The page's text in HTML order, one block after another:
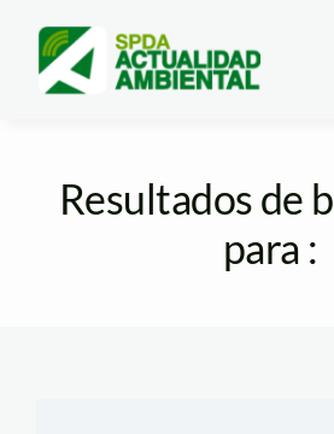
content
Resultados de
para :